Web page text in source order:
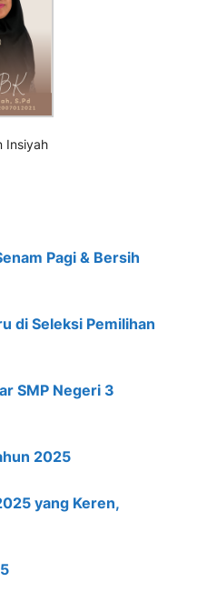
Insiyah
Pagi & Bersih
di Seleksi Pemilihan
SMP Negeri 3
2025
yang Keren,